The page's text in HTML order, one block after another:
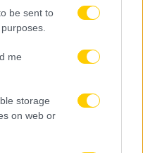
be sent to
me
storage
on web or